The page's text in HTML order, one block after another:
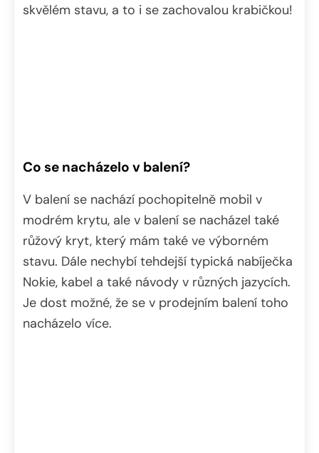
skvělém stavu, a to i se zachovalou krabičkou!
Co se nacházelo v balení?
V balení se nachází pochopitelně mobil v
modrém krytu, ale v balení se nacházel také
růžový kryt, který mám také ve výborném
stavu. Dále nechybí tehdejší typická nabíječka
Nokie, kabel a také návody v různých jazycích.
Je dost možné, že se v prodejním balení toho
nacházelo více.